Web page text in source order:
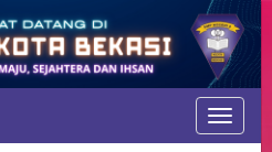
Toggle